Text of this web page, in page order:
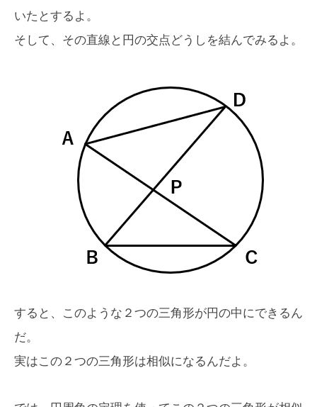
いたとするよ。
そして、その直線と円の交点どうしを結んでみるよ。
すると、このような２つの三角形が円の中にできるん
だ。
実はこの２つの三角形は相似になるんだよ。